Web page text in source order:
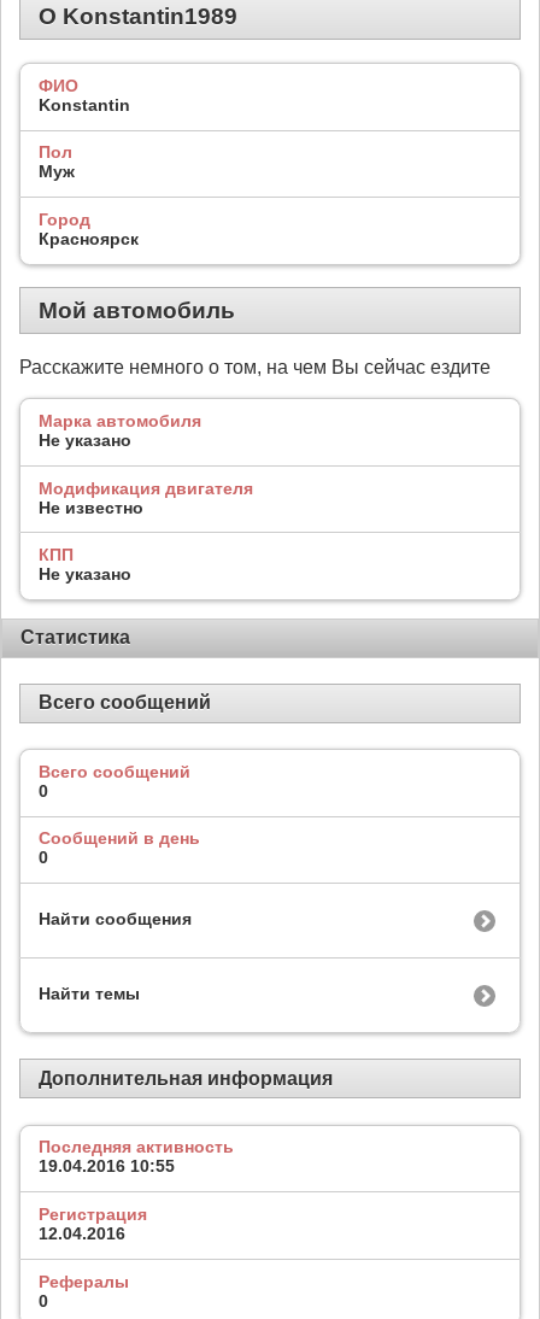
О Konstantin1989
ФИО
Konstantin
Пол
Муж
Город
Красноярск
Мой автомобиль
Расскажите немного о том, на чем Вы сейчас ездите
Марка автомобиля
Не указано
Модификация двигателя
Не известно
КПП
Не указано
Статистика
Всего сообщений
Всего сообщений
0
Сообщений в день
0
Найти сообщения
Найти темы
Дополнительная информация
Последняя активность
19.04.2016 10:55
Регистрация
12.04.2016
Рефералы
0